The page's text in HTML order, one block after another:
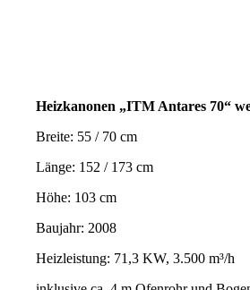
Heizkanonen „ITM Antares 70“
Breite: 55 / 70 cm
Länge: 152 / 173 cm
Höhe: 103 cm
Baujahr: 2008
Heizleistung: 71,3 KW, 3.500 m³/h